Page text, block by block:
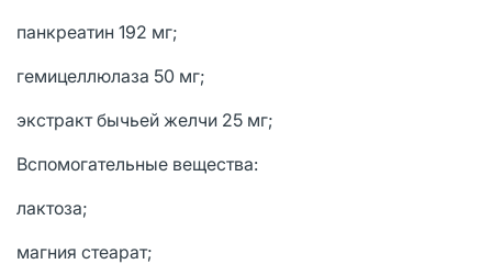
панкреатин 192 мг;
гемицеллюлаза 50 мг;
экстракт бычьей желчи 25 мг;
Вспомогательные вещества:
лактоза;
магния стеарат;